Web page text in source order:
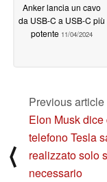
Anker lancia un cavo
da USB-C a USB-C più
potente 11/04/2024
⟨
Previous article
Elon Musk dice
telefono Tesla
realizzato solo
necessario